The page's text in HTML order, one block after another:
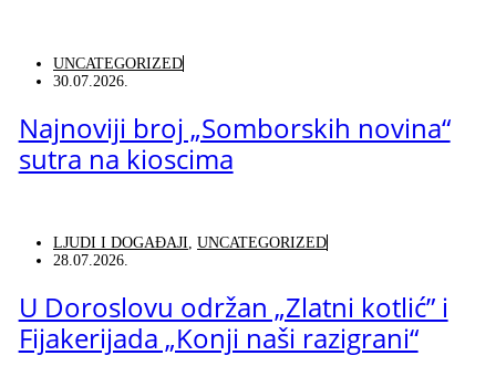
UNCATEGORIZED
30.07.2026.
Najnoviji broj „Somborskih novina“
sutra na kioscima
LJUDI I DOGAĐAJI UNCATEGORIZED
28.07.2026.
U Doroslovu održan „Zlatni kotlić” i
Fijakerijada „Konji naši razigrani“